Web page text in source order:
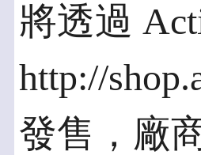
將透過
http://
發售，廠